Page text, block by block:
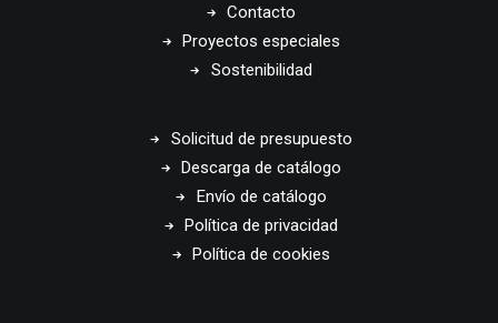
Contacto
Proyectos especiales
Sostenibilidad
Solicitud de presupuesto
Descarga de catálogo
Envío de catálogo
Política de privacidad
Política de cookies